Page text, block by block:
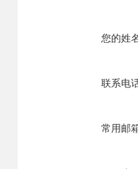
您的姓
联系电
常用邮